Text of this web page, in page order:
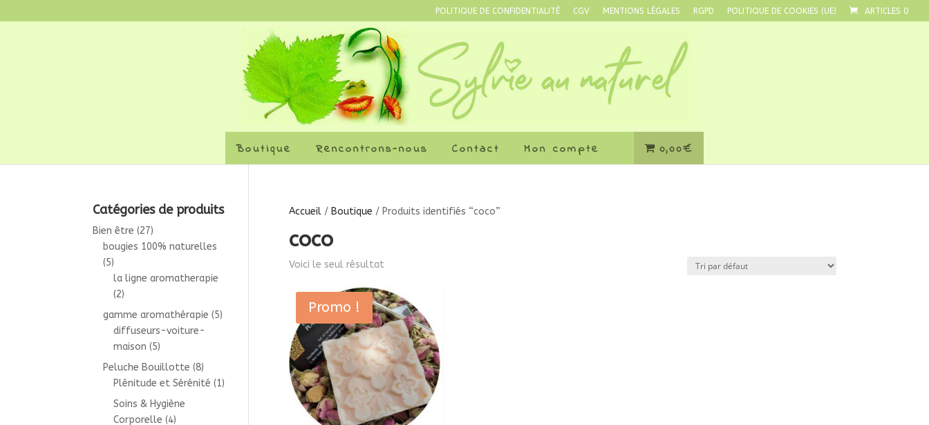
POLITIQUE DE CONFIDENTIALITÉ CGV MENTIONS LÉGALES RGPD POLITIQUE DE COOKIES (UE) ARTICLES 0
Boutique Rencontrons-nous Contact Mon compte 0,00€
Accueil/ Boutique / Produits identifiés “coco”
coco
Voici le seul résultat
Promo !
Catégories de produits
Bien être (27)
bougies 100% naturelles
(5)
la ligne aromatherapie
(2)
gamme aromathérapie (5)
diffuseurs-voiture-
maison (5)
Peluche Bouillotte (8)
Plénitude et Sérénité (1)
Soins & Hygiène
Corporelle (4)